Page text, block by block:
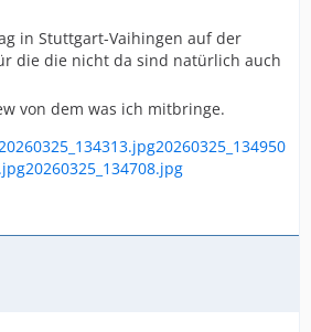
in Stuttgart-Vaihingen auf der
die die nicht da sind natürlich auch
von dem was ich mitbringe.
20260325_134950
20260325_134708.jpg